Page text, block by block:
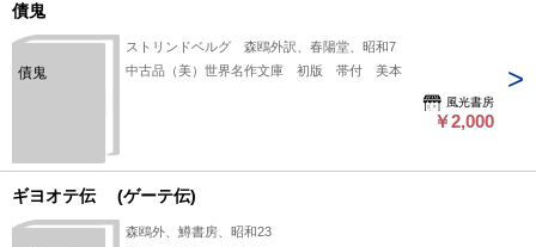
債鬼
債鬼
ストリンドベルグ 森鴎外訳、春陽堂、昭和7
中古品（美）世界名作文庫 初版 帯付 美本
風光書房
￥2,000
ギヨオテ伝 (ゲーテ伝)
森鴎外、鱒書房、昭和23